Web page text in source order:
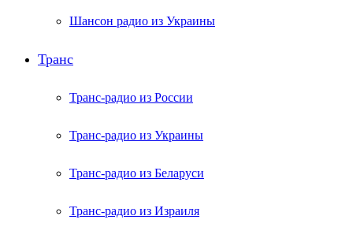
Шансон радио из Украины
Транс
Транс-радио из России
Транс-радио из Украины
Транс-радио из Беларуси
Транс-радио из Израиля